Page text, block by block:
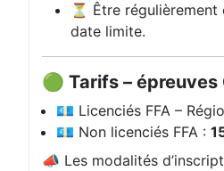
⏳ Être régulièrement
date limite.
🟢 Tarifs – épreuves
💶 Licenciés FFA –
💶 Non licenciés FFA :
📣 Les modalités